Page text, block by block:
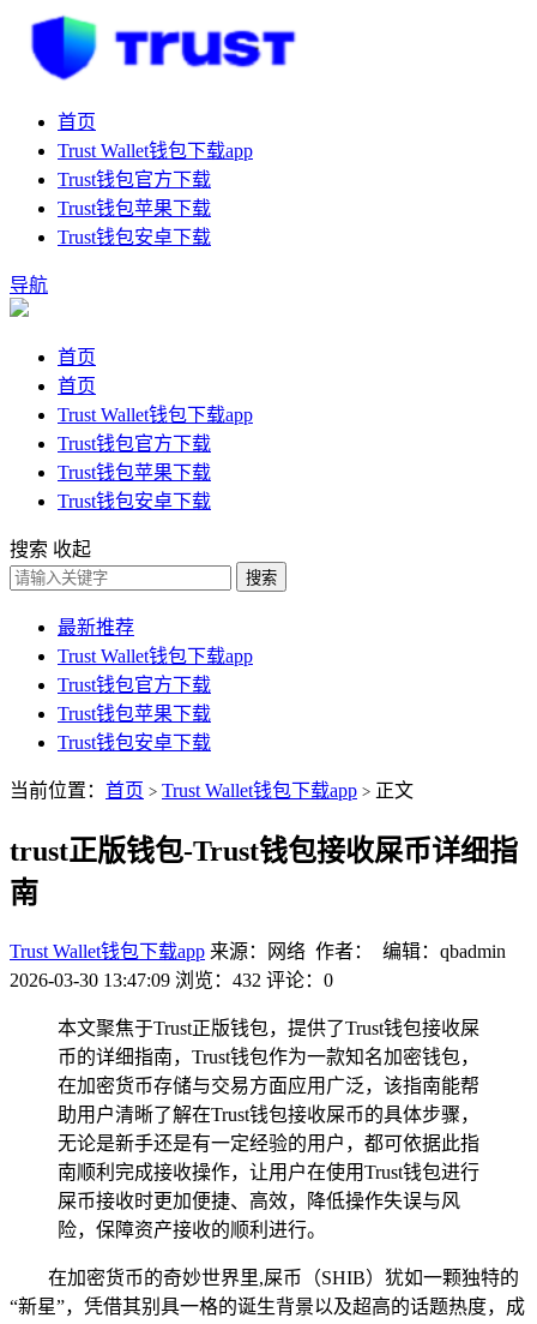
首页
Trust Wallet钱包下载app
Trust钱包官方下载
Trust钱包苹果下载
Trust钱包安卓下载
导航
首页
首页
Trust Wallet钱包下载app
Trust钱包官方下载
Trust钱包苹果下载
Trust钱包安卓下载
搜索 收起
搜索
最新推荐
Trust Wallet钱包下载app
Trust钱包官方下载
Trust钱包苹果下载
Trust钱包安卓下载
当前位置： 首页 > Trust Wallet钱包下载app > 正文
trust正版钱包-Trust钱包接收屎币详细指
南
Trust Wallet钱包下载app 来源：网络 作者： 编辑：qbadmin
2026-03-30 13:47:09 浏览：432 评论：0
本文聚焦于Trust正版钱包，提供了Trust钱包接收屎
币的详细指南，Trust钱包作为一款知名加密钱包，
在加密货币存储与交易方面应用广泛，该指南能帮
助用户清晰了解在Trust钱包接收屎币的具体步骤，
无论是新手还是有一定经验的用户，都可依据此指
南顺利完成接收操作，让用户在使用Trust钱包进行
屎币接收时更加便捷、高效，降低操作失误与风
险，保障资产接收的顺利进行。
在加密货币的奇妙世界里,屎币（SHIB）犹如一颗独特的
“新星”，凭借其别具一格的诞生背景以及超高的话题热度，成